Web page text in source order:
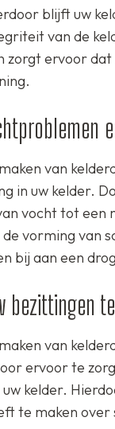
blijft uw
van de
zorgt ervoor
van
in uw kelder.
vocht tot een
vorming van
bij aan een
bezittingen
van
ervoor te
kelder.
te maken